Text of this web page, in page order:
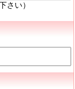
さい）